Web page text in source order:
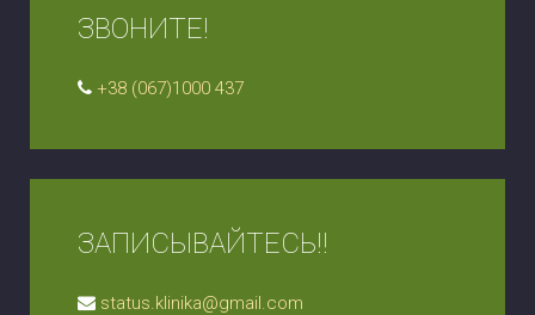
ЗВОНИТЕ!
+38 (067)1000 437
ЗАПИСЫВАЙТЕСЬ!!
status.klinika@gmail.com